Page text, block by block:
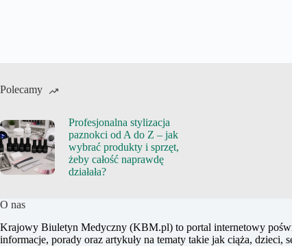
Polecamy
Profesjonalna stylizacja
paznokci od A do Z – jak
wybrać produkty i sprzęt,
żeby całość naprawdę
działała?
O nas
Krajowy Biuletyn Medyczny (KBM.pl) to portal internetowy
informacje, porady oraz artykuły na tematy takie jak ciąża, dzieci,